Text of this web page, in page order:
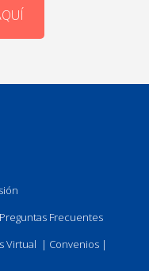
Preguntas Frecuentes
Virtual | Convenios|